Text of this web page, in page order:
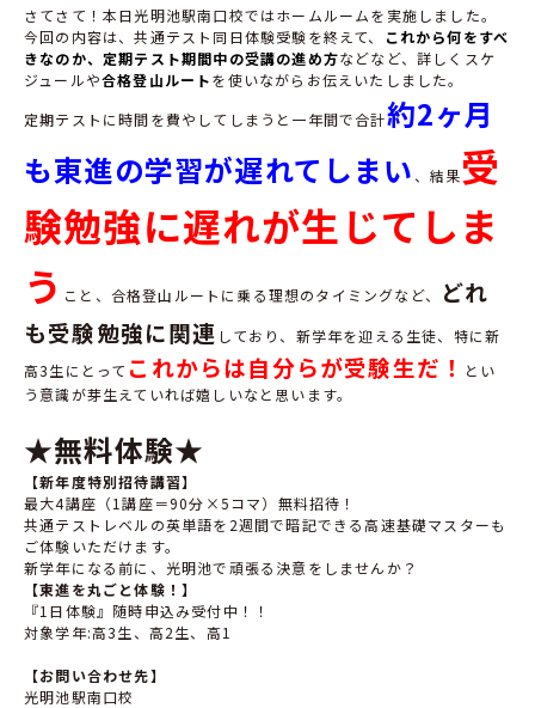
さてさて！本日光明池駅南口校ではホームルームを実施しました。
今回の内容は、共通テスト同日体験受験を終えて、
これから何をすべ
きなのか、定期テスト期間中の受講の進め方などなど、詳しくスケ
ジュールや合格登山ルートを使いながらお伝えいたしました。
定期テストに時間を費やしてしまうと一年間で合計約2ヶ月
も東進の学習が遅れてしまい 、結果受
験勉強に遅れが生じてしま
う こと、合格登山ルートに乗る理想のタイミングなど、
どれ
も受験勉強に関連 しており、新学年を迎える生徒、特に新
高3生にとって これからは自分らが受験生だ！
とい
う意識が芽生えていれば嬉しいなと思います。
★無料体験★
【新年度特別招待講習】
最大4講座（1講座＝90分 ×5コマ）無料招待！
共通テストレベルの英単語を 2週間で暗記できる高速基礎マスターも
ご体験いただけます。
新学年になる前に、光明池で頑張る決意をしませんか？
【東進を丸ごと体験！】
『1 日体験』随時申込み受付中！！
対象学年:高3生、高2生、高1
【お問い合わせ先】
光明池駅南口校